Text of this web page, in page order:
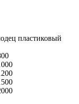
пластиковый